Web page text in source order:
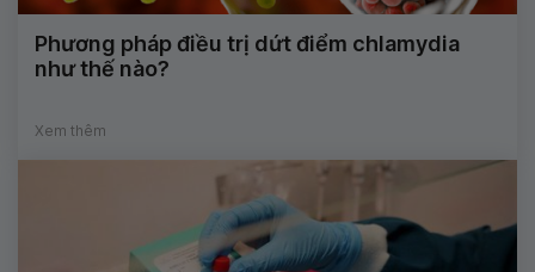
Phương pháp điều trị dứt điểm chlamydia
như thế nào?
Xem thêm